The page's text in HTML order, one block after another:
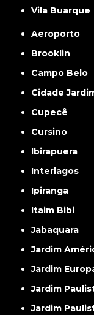
Vila Buarque
Aeroporto
Brooklin
Campo Belo
Cidade
Cupecê
Cursino
Ibirapuera
Interlagos
Ipiranga
Itaim Bibi
Jabaquara
Jardim
Jardim
Jardim
Jardim